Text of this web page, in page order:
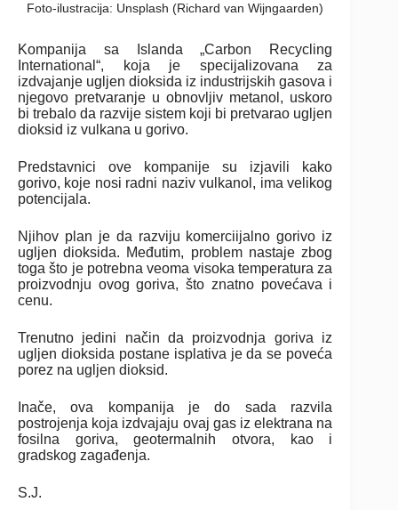
Foto-ilustracija: Unsplash (Richard van Wijngaarden)
Kompanija sa Islanda „Carbon Recycling
International“, koja je specijalizovana za
izdvajanje ugljen dioksida iz industrijskih gasova i
njegovo pretvaranje u obnovljiv metanol, uskoro
bi trebalo da razvije sistem koji bi pretvarao ugljen
dioksid iz vulkana u gorivo.
Predstavnici ove kompanije su izjavili kako
gorivo, koje nosi radni naziv vulkanol, ima velikog
potencijala.
Njihov plan je da razviju komerciijalno gorivo iz
ugljen dioksida. Međutim, problem nastaje zbog
toga što je potrebna veoma visoka temperatura za
proizvodnju ovog goriva, što znatno povećava i
cenu.
Trenutno jedini način da proizvodnja goriva iz
ugljen dioksida postane isplativa je da se poveća
porez na ugljen dioksid.
Inače, ova kompanija je do sada razvila
postrojenja koja izdvajaju ovaj gas iz elektrana na
fosilna goriva, geotermalnih otvora, kao i
gradskog zagađenja.
S.J.